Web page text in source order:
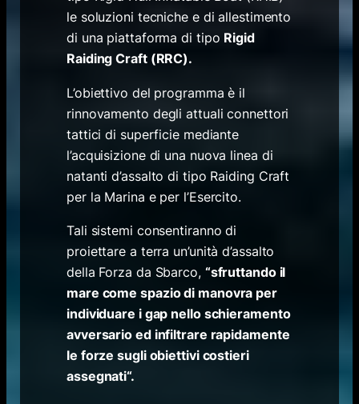
le soluzioni tecniche e di allestimento
di una piattaforma di tipo Rigid
Raiding Craft (RRC).
L’obiettivo del programma è il
rinnovamento degli attuali connettori
tattici di superficie mediante
l’acquisizione di una nuova linea di
natanti d’assalto di tipo Raiding Craft
per la Marina e per l’Esercito.
Tali sistemi consentiranno di
proiettare a terra un’unità d’assalto
della Forza da Sbarco, “sfruttando il
mare come spazio di manovra per
individuare i gap nello schieramento
avversario ed infiltrare rapidamente
le forze sugli obiettivi costieri
assegnati“.